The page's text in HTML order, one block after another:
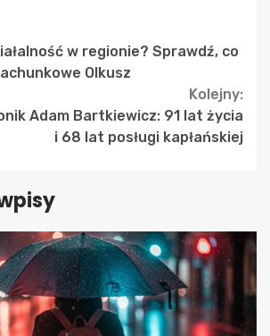
w regionie? Sprawdź, co
Olkusz
Kolejny:
Adam Bartkiewicz: 91 lat życia
i 68 lat posługi kapłańskiej